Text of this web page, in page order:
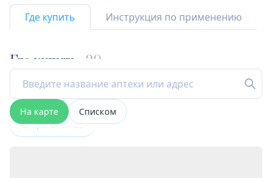
Где купить Инструкция по применению
Где купить 29
На карте Списком
Открыта сейчас